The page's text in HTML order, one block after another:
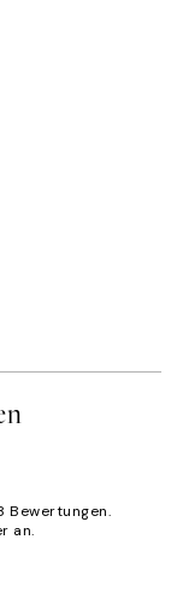
Bewertungen.
an.